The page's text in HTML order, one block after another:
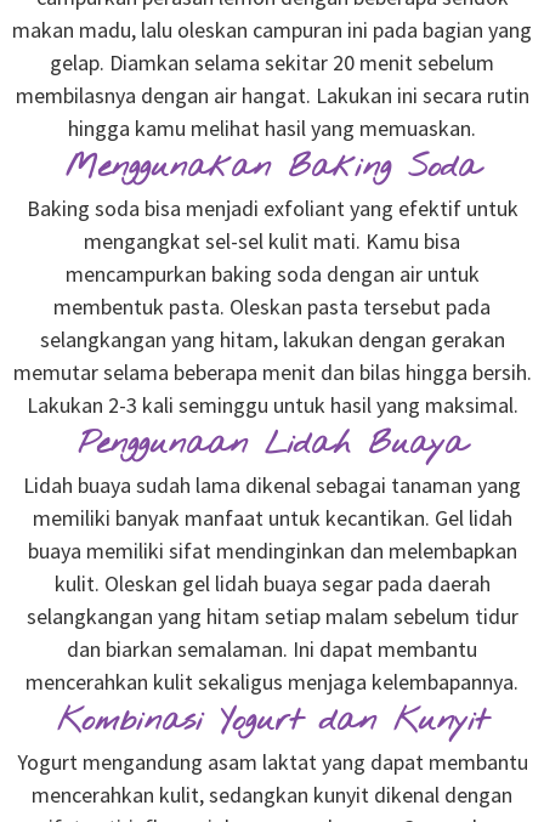
makan madu, lalu oleskan campuran ini pada bagian yang
gelap. Diamkan selama sekitar 20 menit sebelum
membilasnya dengan air hangat. Lakukan ini secara rutin
hingga kamu melihat hasil yang memuaskan.
Menggunakan Baking Soda
Baking soda bisa menjadi exfoliant yang efektif untuk
mengangkat sel-sel kulit mati. Kamu bisa
mencampurkan baking soda dengan air untuk
membentuk pasta. Oleskan pasta tersebut pada
selangkangan yang hitam, lakukan dengan gerakan
memutar selama beberapa menit dan bilas hingga bersih.
Lakukan 2-3 kali seminggu untuk hasil yang maksimal.
Penggunaan Lidah Buaya
Lidah buaya sudah lama dikenal sebagai tanaman yang
memiliki banyak manfaat untuk kecantikan. Gel lidah
buaya memiliki sifat mendinginkan dan melembapkan
kulit. Oleskan gel lidah buaya segar pada daerah
selangkangan yang hitam setiap malam sebelum tidur
dan biarkan semalaman. Ini dapat membantu
mencerahkan kulit sekaligus menjaga kelembapannya.
Kombinasi Yogurt dan Kunyit
Yogurt mengandung asam laktat yang dapat membantu
mencerahkan kulit, sedangkan kunyit dikenal dengan